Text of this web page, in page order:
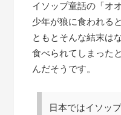
話”
イソップ童話の「オ
少年が狼に食われる
ともとそんな結末は
食べられてしまった
んだそうです。
日本ではイソッ